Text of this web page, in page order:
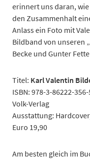
erinnert uns daran,
den Zusammenhalt
Anlass ein Foto mit
Bildband von unseren
Becke und Gunter Fette
Titel: Karl Valentin
ISBN: 978-3-86222-356-
Volk-Verlag
Ausstattung:
Euro 19,90
Am besten gleich im